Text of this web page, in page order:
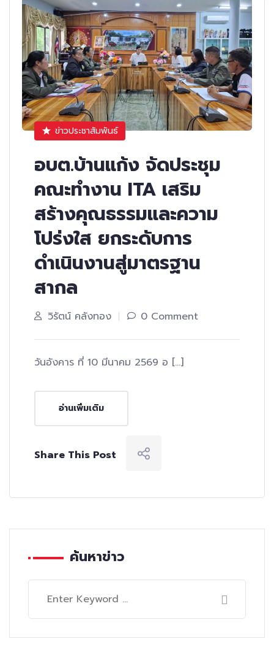
ข่าวประชาสัมพันธ์
อบต.บ้านแก้ง จัดประชุม
คณะทำงาน ITA เสริม
สร้างคุณธรรมและความ
โปร่งใส ยกระดับการ
ดำเนินงานสู่มาตรฐาน
สากล
วิรัตน์ คลังทอง 0 Comment
วันอังคาร ที่ 10 มีนาคม 2569 อ […]
อ่านเพิ่มเติม
Share This Post
ค้นหาข่าว